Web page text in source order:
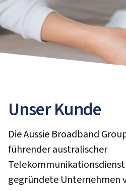
Unser Kunde
Die Aussie Broadband
führender australischer
gegründete